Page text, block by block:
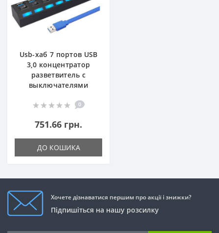
Usb-хаб 7 портов USB
3,0 концентратор
разветвитель с
выключателями
0
751.66 грн.
ДО КОШИКА
Хочете дізнаватися першим про акції і знижки?
Підпишіться на нашу розсилку